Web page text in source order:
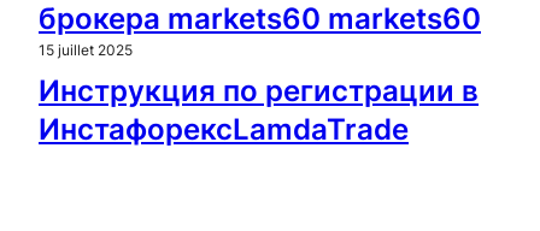
брокера markets60 markets60
15 juillet 2025
Инструкция по регистрации в
ИнстафорексLamdaTrade